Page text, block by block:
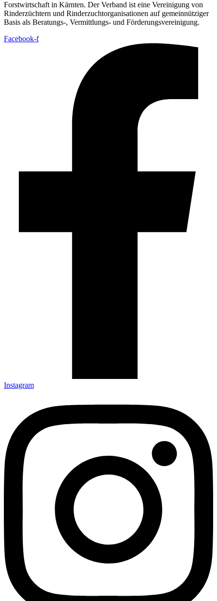
Forstwirtschaft in Kärnten. Der Verband ist eine Vereinigung von
Rinderzüchtern und Rinderzuchtorganisationen auf gemeinnütziger
Basis als Beratungs-, Vermittlungs- und Förderungsvereinigung.
Facebook-f
Instagram